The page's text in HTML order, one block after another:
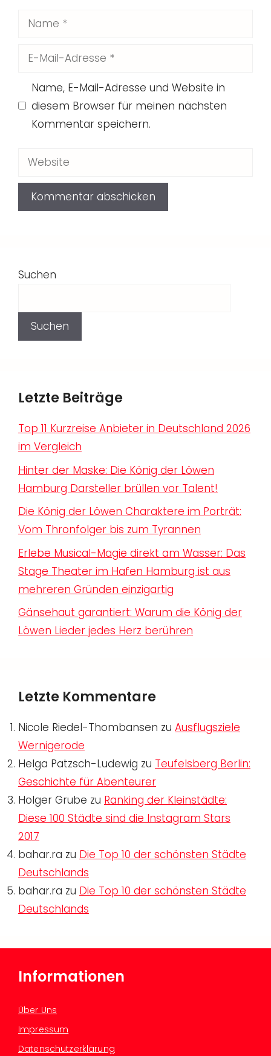
Name
E-
Adresse
Name, E-Mail-Adresse und Website in
diesem Browser für meinen nächsten
Kommentar speichern.
Website
Suchen
Suchen
Letzte Beiträge
Top 11 Kurzreise Anbieter in Deutschland 2026
im Vergleich
Hinter der Maske: Die König der Löwen
Hamburg Darsteller brüllen vor Talent!
Die König der Löwen Charaktere im Porträt:
Vom Thronfolger bis zum Tyrannen
Erlebe Musical-Magie direkt am Wasser: Das
Stage Theater im Hafen Hamburg ist aus
mehreren Gründen einzigartig
Gänsehaut garantiert: Warum die König der
Löwen Lieder jedes Herz berühren
Letzte Kommentare
Nicole Riedel-Thombansen zu Ausflugsziele
Wernigerode
Helga Patzsch-Ludewig zu Teufelsberg Berlin:
Geschichte für Abenteurer
Holger Grube zu Ranking der Kleinstädte:
Diese 100 Städte sind die Instagram Stars
2017
bahar.ra zu Die Top 10 der schönsten Städte
Deutschlands
bahar.ra zu Die Top 10 der schönsten Städte
Deutschlands
Informationen
Über Uns
Impressum
Datenschutzerklärung